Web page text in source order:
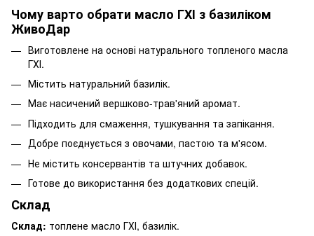
Чому варто обрати масло ГХІ з базиліком
ЖивоДар
Виготовлене на основі натурального топленого масла
ГХІ.
Містить натуральний базилік.
Має насичений вершково-трав'яний аромат.
Підходить для смаження, тушкування та запікання.
Добре поєднується з овочами, пастою та м'ясом.
Не містить консервантів та штучних добавок.
Готове до використання без додаткових спецій.
Склад
Склад: топлене масло ГХІ, базилік.